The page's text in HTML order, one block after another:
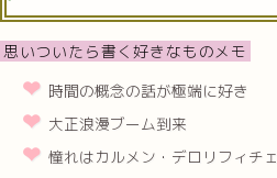
思いついたら書く好きなものメモ
時間の概念の話が極端に好き
大正浪漫ブーム到来
憧れはカルメン・デロリフィチェ